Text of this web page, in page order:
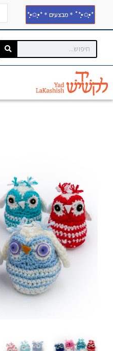
*•̩̩͙✩•̩̩͙*˚＊מבצעים＊*•̩̩͙✩•̩̩͙*